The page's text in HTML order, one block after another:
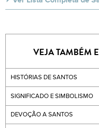
VEJA TAMBÉM
HISTÓRIAS DE SANTOS
SIGNIFICADO E SIMBOLISMO
DEVOÇÃO A SANTOS